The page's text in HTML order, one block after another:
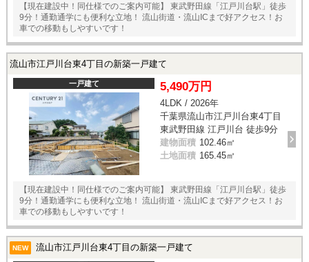
【現在建設中！同仕様でのご案内可能】 東武野田線「江戸川台駅」徒歩
9分！通勤通学にも便利な立地！ 流山街道・流山ICまで好アクセス！お
車での移動もしやすいです！
流山市江戸川台東4丁目の新築一戸建て
一戸建て 5,490万円
4LDK / 2026年
千葉県流山市江戸川台東4丁目
東武野田線 江戸川台 徒歩9分
建物面積 102.46㎡
土地面積 165.45㎡
【現在建設中！同仕様でのご案内可能】 東武野田線「江戸川台駅」徒歩
9分！通勤通学にも便利な立地！ 流山街道・流山ICまで好アクセス！お
車での移動もしやすいです！
NEW 流山市江戸川台東4丁目の新築一戸建て